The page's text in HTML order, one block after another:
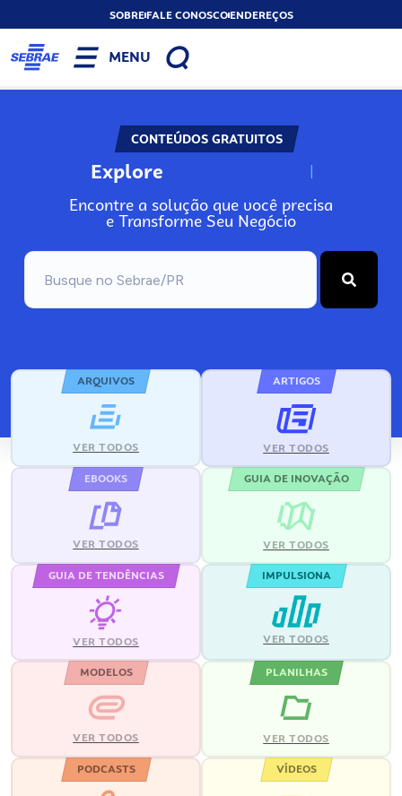
SOBREFALE CONOSCOENDEREÇOS
MENU
CONTEÚDOS GRATUITOS
Explore N
Encontre a solução que você precisa
e Transforme Seu Negócio
ARQUIVOS
VER TODOS
ARTIGOS
VER TODOS
EBOOKS
VER TODOS
GUIA DE INOVAÇÃO
VER TODOS
GUIA DE TENDÊNCIAS
VER TODOS
IMPULSIONA
VER TODOS
MODELOS
VER TODOS
PLANILHAS
VER TODOS
PODCASTS VÍDEOS